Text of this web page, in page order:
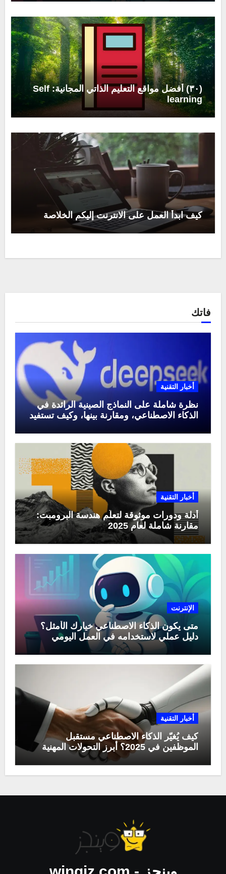
(٣٠) أفضل مواقع التعليم الذاتي المجانية: Self
learning
كيف ابدأ العمل على الانترنت إليكم الخلاصة
فاتك
أخبار التقنية
نظرة شاملة على النماذج الصينية الرائدة في
الذكاء الاصطناعي، ومقارنة بينها، وكيف تستفيد
أخبار التقنية
أدلة ودورات موثوقة لتعلّم هندسة البرومبت:
مقارنة شاملة لعام 2025
الإنترنت
متى يكون الذكاء الاصطناعي خيارك الأمثل؟
دليل عملي لاستخدامه في العمل اليومي
أخبار التقنية
كيف يُغيّر الذكاء الاصطناعي مستقبل
الموظفين في 2025؟ أبرز التحولات المهنية